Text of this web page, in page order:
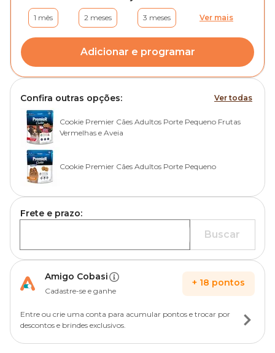
1 mês 2 meses 3 meses Ver mais
Adicionar e programar
Confira outras opções: Ver todas
Cookie Premier Cães Adultos Porte Pequeno Frutas
Vermelhas e Aveia
Cookie Premier Cães Adultos Porte Pequeno
Frete e prazo:
Buscar
Amigo Cobasi
Cadastre-se e ganhe
+ 18 pontos
Entre ou crie uma conta para acumular pontos e trocar por
descontos e brindes exclusivos.